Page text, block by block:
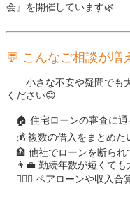
会』を開催しています🌿
💬 こんなご相談が増
小さな不安や疑問でも大
ください😊
🏠 住宅ローンの審査に通
💰 複数の借入をまとめた
🏦 他社でローンを断られ
👨‍💼 勤続年数が短くても
👩‍❤️‍👨 ペアローンや収入合